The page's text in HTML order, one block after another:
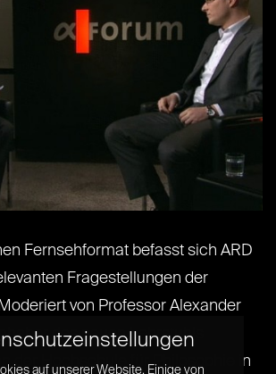
Fernsehformat befasst sich ARD
Fragestellungen der
von Professor Alexander
des neuen Lehrstuhls
der Hochschule für Philosophie in
auf unserer Website. Einige von